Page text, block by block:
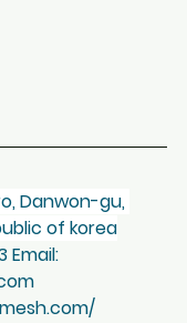
Danwon-gu,
of korea
Email: